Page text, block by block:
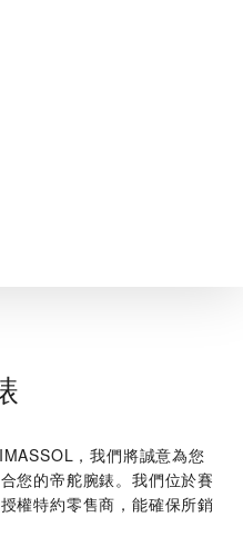
，我們將誠意為您
您的帝舵腕錶。我們位於賽
權特約零售商，能確保所銷